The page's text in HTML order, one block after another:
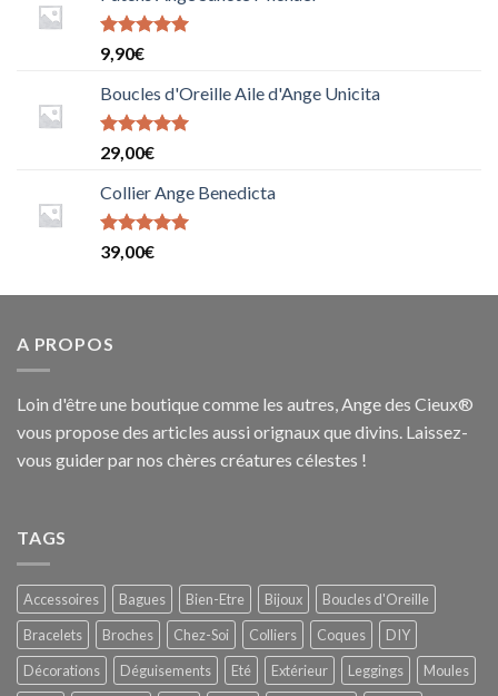
Note
5.0000000000000000
sur 5
9,90€
Boucles d'Oreille Aile d'Ange Unicita
Note
5.0000000000000000
sur 5
29,00€
Collier Ange Benedicta
Note5sur
39,00€
A PROPOS
Loin d'être une boutique comme les autres, Ange des Cieux®
vous propose des articles aussi orignaux que divins. Laissez-
vous guider par nos chères créatures célestes !
TAGS
Accessoires Bagues Bien-Etre Bijoux
Boucles d'Oreille
Bracelets
Broches Chez-Soi Colliers Coques
DIY
Décorations
Déguisements Eté Extérieur Leggings
Moules